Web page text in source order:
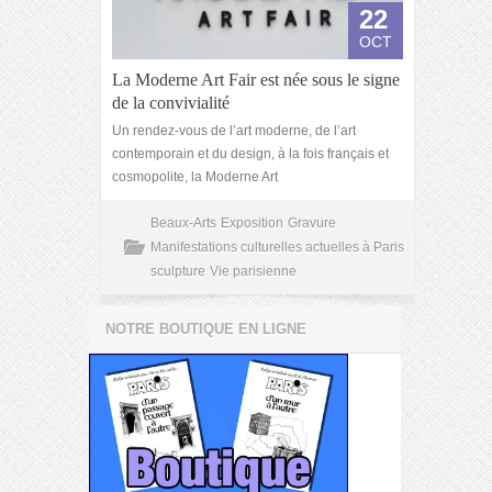
22
OCT
La Moderne Art Fair est née sous le signe
de la convivialité
Un rendez-vous de l’art moderne, de l’art
contemporain et du design, à la fois français et
cosmopolite, la Moderne Art
Beaux-Arts Exposition Gravure
Manifestations culturelles actuelles à Paris
sculpture Vie parisienne
NOTRE BOUTIQUE EN LIGNE